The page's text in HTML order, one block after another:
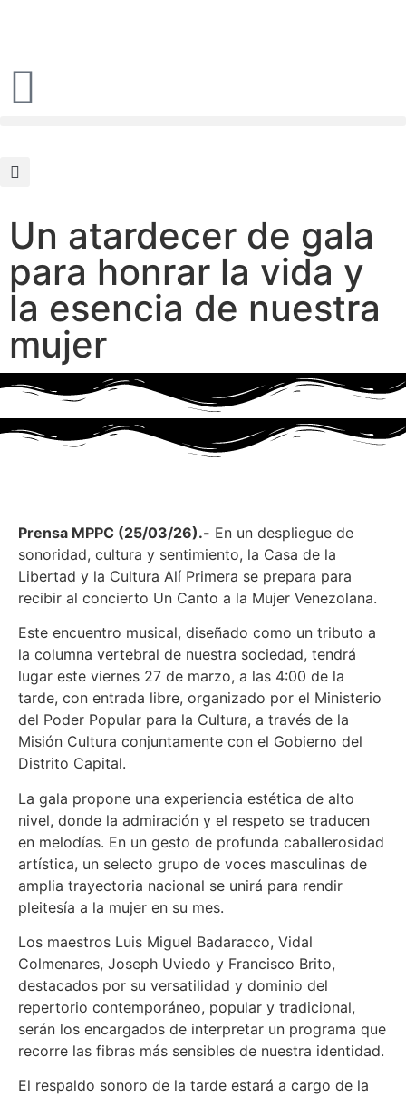
Un atardecer de gala
para honrar la vida y
la esencia de nuestra
mujer
Prensa MPPC (25/03/26).- En un despliegue de
sonoridad, cultura y sentimiento, la Casa de la
Libertad y la Cultura Alí Primera se prepara para
recibir al concierto Un Canto a la Mujer Venezolana.
Este encuentro musical, diseñado como un tributo a
la columna vertebral de nuestra sociedad, tendrá
lugar este viernes 27 de marzo, a las 4:00 de la
tarde, con entrada libre, organizado por el Ministerio
del Poder Popular para la Cultura, a través de la
Misión Cultura conjuntamente con el Gobierno del
Distrito Capital.
La gala propone una experiencia estética de alto
nivel, donde la admiración y el respeto se traducen
en melodías. En un gesto de profunda caballerosidad
artística, un selecto grupo de voces masculinas de
amplia trayectoria nacional se unirá para rendir
pleitesía a la mujer en su mes.
Los maestros Luis Miguel Badaracco, Vidal
Colmenares, Joseph Uviedo y Francisco Brito,
destacados por su versatilidad y dominio del
repertorio contemporáneo, popular y tradicional,
serán los encargados de interpretar un programa que
recorre las fibras más sensibles de nuestra identidad.
El respaldo sonoro de la tarde estará a cargo de la